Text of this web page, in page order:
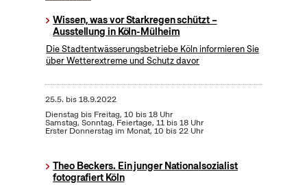
Wissen, was vor Starkregen schützt –
Ausstellung in Köln-Mülheim
Die Stadtentwässerungsbetriebe Köln informieren Sie
über Wetterextreme und Schutz davor
25.5. bis18.9.2022
Dienstag bis Freitag, 10 bis 18 Uhr
Samstag, Sonntag, Feiertage, 11 bis 18 Uhr
Erster Donnerstag im Monat, 10 bis 22 Uhr
Theo Beckers. Ein junger Nationalsozialist
fotografiert Köln